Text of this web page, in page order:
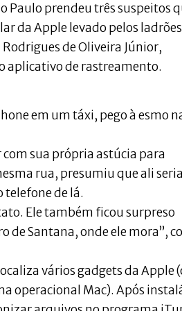
Paulo prendeu três suspeitos
da Apple levado pelos ladrões
de Oliveira Júnior,
aplicativo de rastreamento.
em um táxi, pego à esmo
sua própria astúcia para
rua, presumiu que ali
telefone de lá.
Ele também ficou surpreso
de Santana, onde ele mora”,
vários gadgets da Apple
operacional Mac). Após